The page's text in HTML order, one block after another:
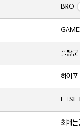
BRO
플랑군
하이포
최애는